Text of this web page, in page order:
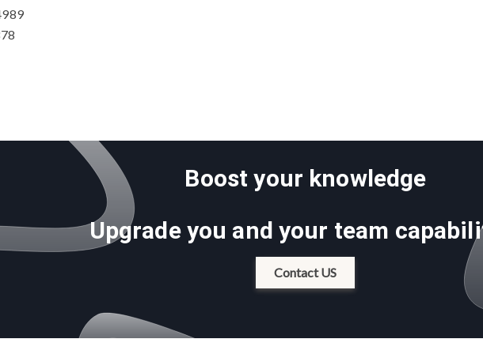
Boost your knowledge
Upgrade you and your team
Contact US